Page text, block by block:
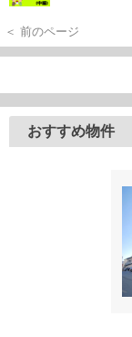
＜ 前のページ
おすすめ物件